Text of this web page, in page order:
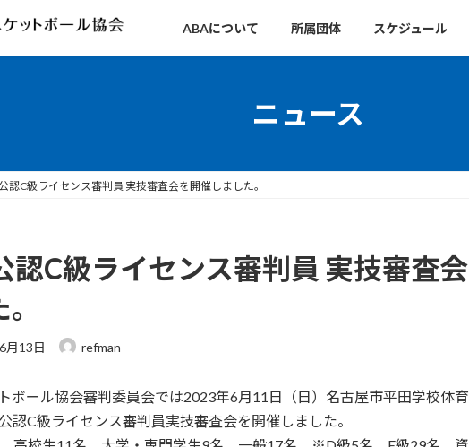
ABAについて 所属団体 スケジュール
ニュース
認C級ライセンス審判員 実技審査会を開催しました。
認C級ライセンス審判員 実技審査会
月13日 refman
ボール協会審判委員会では2023年6月11日（日）名古屋市平田学校体育
認C級ライセンス審判員実技審査会を開催しました。